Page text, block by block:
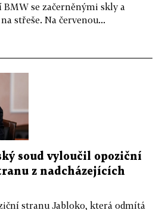
se začerněnými skly a
střeše. Na červenou...
soud vyloučil opoziční
z nadcházejících
stranu Jabloko, která odmítá